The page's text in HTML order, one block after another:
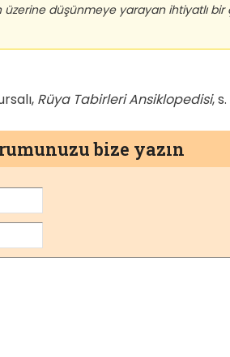
üzerine düşünmeye yarayan ihtiyatlı
Rüya Tabirleri Ansiklopedisi,
bize yazın